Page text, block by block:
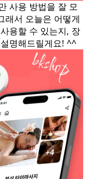
사용 방법을 잘 모
래서 오늘은 어떻게
용할 수 있는지, 장
명해드릴게요! ^^